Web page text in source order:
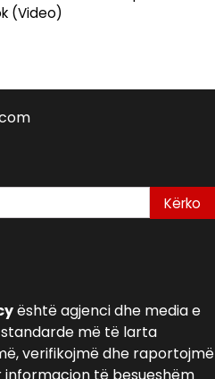
(Video)
është agjenci dhe media e
më të larta
verifikojmë dhe raportojmë
të besueshëm